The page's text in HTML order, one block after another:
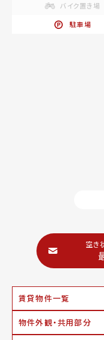
バイク置き場
駐車場
空き
賃貸物件一覧
物件外観・共用部分